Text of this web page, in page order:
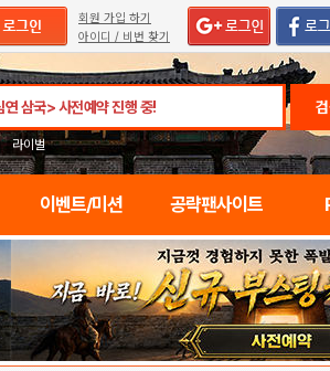
회원 가입 하기
아이디 / 비번 찾기
라이벌
이벤트/미션 공략팬사이트